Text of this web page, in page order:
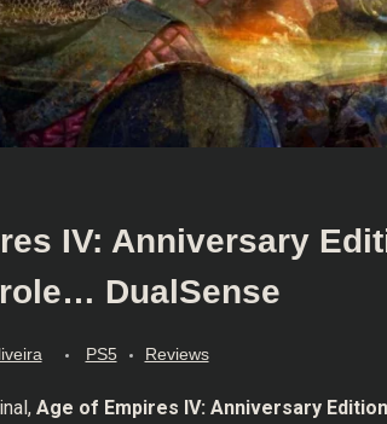
IV: Anniversary
DualSense
PS5 Reviews
Age of Empires IV: Anniversary Edition